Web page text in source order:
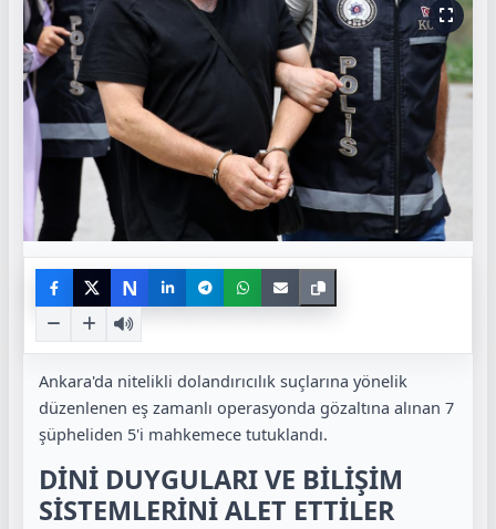
N
Ankara'da nitelikli dolandırıcılık suçlarına yönelik
düzenlenen eş zamanlı operasyonda gözaltına alınan 7
şüpheliden 5'i mahkemece tutuklandı.
DİNİ DUYGULARI VE BİLİŞİM
SİSTEMLERİNİ ALET ETTİLER